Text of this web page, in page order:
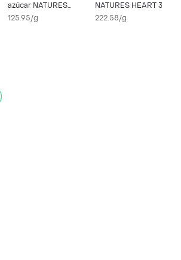
azúcar NATURES
HEART 200 gr
125.95/g
NATURES HEART 35
gr
222.58/g